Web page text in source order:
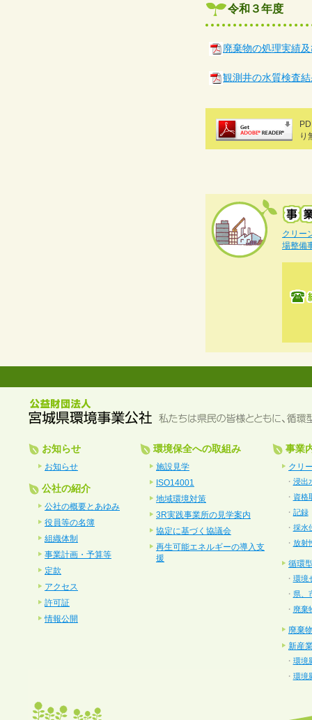
令和３年度
廃棄物の処理実績
観測井の水質検査
り
クリー
場整備
お知らせ
お知らせ
公社の紹介
公社の概要とあゆみ
役員等の名簿
組織体制
事業計画・予算等
定款
アクセス
許可証
情報公開
環境保全への取組み
施設見学
ISO14001
地域環境対策
3R実践事業所の見学案内
協定に基づく協議会
再生可能エネルギーの導入支
援
事業
クリ
・ 浸出
・ 資格
・ 記録
・ 採水
・ 放射
循環
・ 環境
・ 県、
・ 廃棄
廃棄
新産
・ 環境
・ 環境